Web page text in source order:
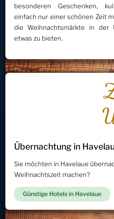
besonderen Geschenken,
einfach nur einer schönen Zeit
die Weihnachtsmärkte in der
etwas zu bieten.
Übernachtung in
Sie möchten in Havelaue
Weihnachtszeit machen?
Günstige Hotels in Havelaue